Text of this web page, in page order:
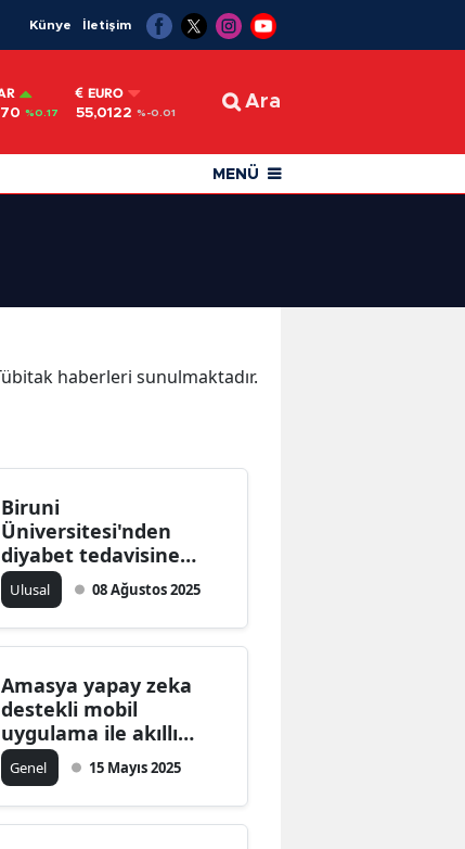
Künye İletişim
%0.17
EURO
55,0122 %-0.01
Ara
MENÜ
haberleri sunulmaktadır.
Biruni
Üniversitesi'nden
diyabet tedavisine
yönelik proje
Ulusal 08 Ağustos 2025
Amasya yapay zeka
destekli mobil
uygulama ile akıllı
turizm ağına ekleniyor
Genel 15 Mayıs 2025